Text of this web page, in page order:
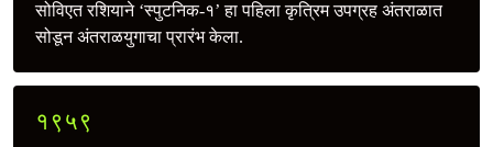
सोविएत रशियाने ‘स्पुटनिक-१’ हा पहिला कृत्रिम उपग्रह अंतराळात
सोडून अंतराळयुगाचा प्रारंभ केला.
१९५९